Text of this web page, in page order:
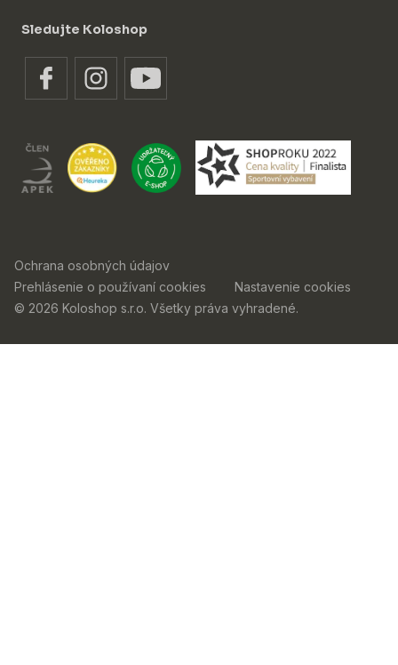
Sledujte Koloshop
Ochrana osobných údajov
Prehlásenie o používaní cookies
Nastavenie cookies
© 2026 Koloshop s.r.o. Všetky práva vyhradené.